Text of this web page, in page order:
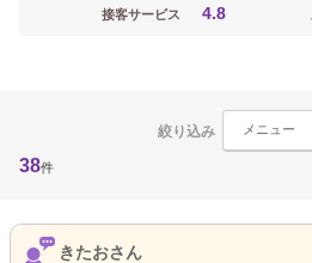
接客サービス 4.8
絞り込み メニュー
38件
きたおさん